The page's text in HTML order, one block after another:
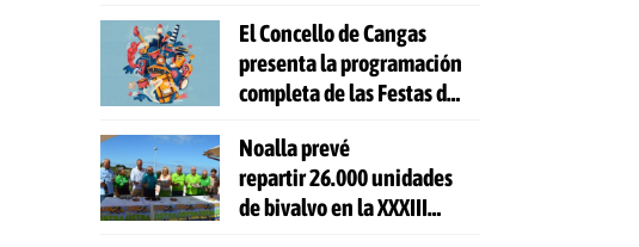
El Concello de Cangas
presenta la programación
completa de las Festas do
Noalla prevé
repartir 26.000 unidades
de bivalvo en la XXXIII